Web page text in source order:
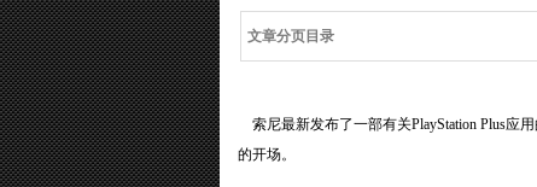
文章分页目录
索尼最新发布了一部有关PlayStation Plus应
的开场。